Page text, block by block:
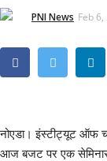
राजनीति
मनोरंजन
PNI News Feb
नोएडा। इंस्टीट्यूट ऑफ
आज बजट पर एक